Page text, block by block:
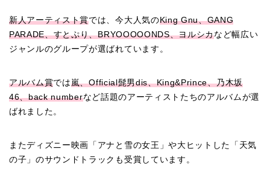
新人アーティスト賞では、今大人気のKing Gnu、GANG
PARADE、すとぷり、BRYOOOOONDS、ヨルシカなど幅広い
ジャンルのグループが選ばれています。
アルバム賞では嵐、Official髭男dis、King&Prince、乃木坂
46、back numberなど話題のアーティストたちのアルバムが選
ばれました。
またディズニー映画「アナと雪の女王」や大ヒットした「天気
の子」のサウンドトラックも受賞しています。